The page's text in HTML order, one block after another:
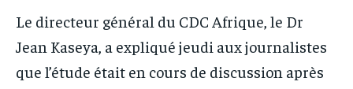
Le directeur général du CDC Afrique, le Dr
Jean Kaseya, a expliqué jeudi aux journalistes
que l’étude était en cours de discussion après